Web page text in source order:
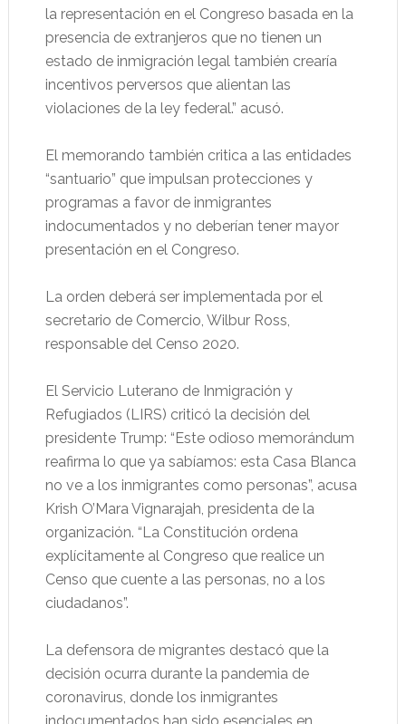
la representación en el Congreso basada en la
presencia de extranjeros que no tienen un
estado de inmigración legal también crearía
incentivos perversos que alientan las
violaciones de la ley federal.” acusó.
El memorando también critica a las entidades
“santuario” que impulsan protecciones y
programas a favor de inmigrantes
indocumentados y no deberían tener mayor
presentación en el Congreso.
La orden deberá ser implementada por el
secretario de Comercio, Wilbur Ross,
responsable del Censo 2020.
El Servicio Luterano de Inmigración y
Refugiados (LIRS) criticó la decisión del
presidente Trump: “Este odioso memorándum
reafirma lo que ya sabíamos: esta Casa Blanca
no ve a los inmigrantes como personas”, acusa
Krish O’Mara Vignarajah, presidenta de la
organización. “La Constitución ordena
explícitamente al Congreso que realice un
Censo que cuente a las personas, no a los
ciudadanos”.
La defensora de migrantes destacó que la
decisión ocurra durante la pandemia de
coronavirus, donde los inmigrantes